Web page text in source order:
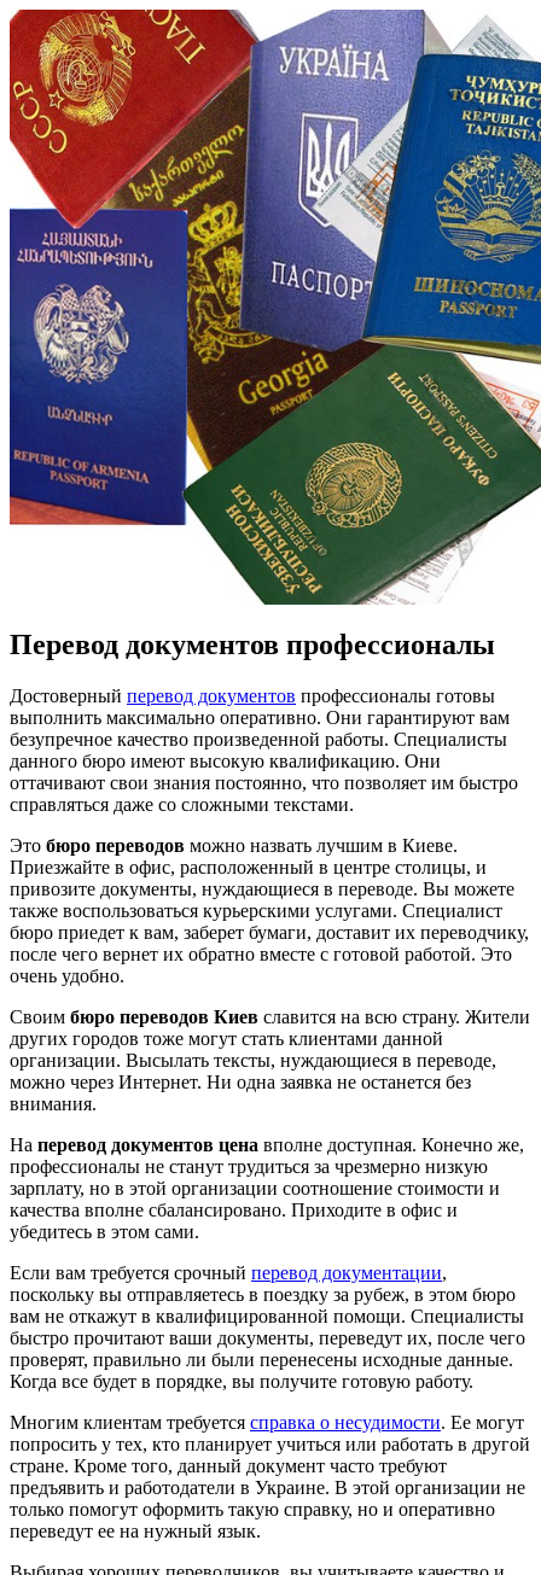
Перевод документов профессионалы
Достоверный перевод документов профессионалы готовы
выполнить максимально оперативно. Они гарантируют вам
безупречное качество произведенной работы. Специалисты
данного бюро имеют высокую квалификацию. Они
оттачивают свои знания постоянно, что позволяет им быстро
справляться даже со сложными текстами.
Это бюро переводов можно назвать лучшим в Киеве.
Приезжайте в офис, расположенный в центре столицы, и
привозите документы, нуждающиеся в переводе. Вы можете
также воспользоваться курьерскими услугами. Специалист
бюро приедет к вам, заберет бумаги, доставит их переводчику,
после чего вернет их обратно вместе с готовой работой. Это
очень удобно.
Своим бюро переводов Киев славится на всю страну. Жители
других городов тоже могут стать клиентами данной
организации. Высылать тексты, нуждающиеся в переводе,
можно через Интернет. Ни одна заявка не останется без
внимания.
На перевод документов цена вполне доступная. Конечно же,
профессионалы не станут трудиться за чрезмерно низкую
зарплату, но в этой организации соотношение стоимости и
качества вполне сбалансировано. Приходите в офис и
убедитесь в этом сами.
Если вам требуется срочный перевод документации,
поскольку вы отправляетесь в поездку за рубеж, в этом бюро
вам не откажут в квалифицированной помощи. Специалисты
быстро прочитают ваши документы, переведут их, после чего
проверят, правильно ли были перенесены исходные данные.
Когда все будет в порядке, вы получите готовую работу.
Многим клиентам требуется справка о несудимости. Ее могут
попросить у тех, кто планирует учиться или работать в другой
стране. Кроме того, данный документ часто требуют
предъявить и работодатели в Украине. В этой организации не
только помогут оформить такую справку, но и оперативно
переведут ее на нужный язык.